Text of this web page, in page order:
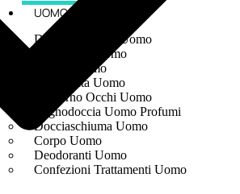
UOMO
Detergente Viso Uomo
Dopobarba Uomo
Antieta Uomo
Anticaduta Uomo
Contorno Occhi Uomo
Bagnodoccia Uomo Profumi
Docciaschiuma Uomo
Corpo Uomo
Deodoranti Uomo
Confezioni Trattamenti Uomo